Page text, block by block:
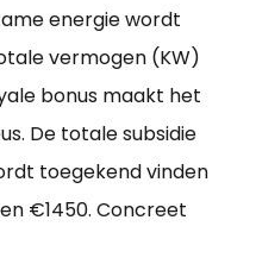
energie wordt
vermogen (KW)
bonus maakt het
De totale subsidie
toegekend vinden
€1450. Concreet